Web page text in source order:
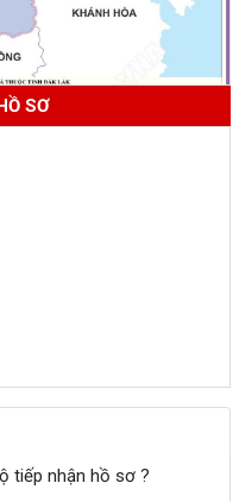
SƠ
tiếp nhận hồ sơ ?